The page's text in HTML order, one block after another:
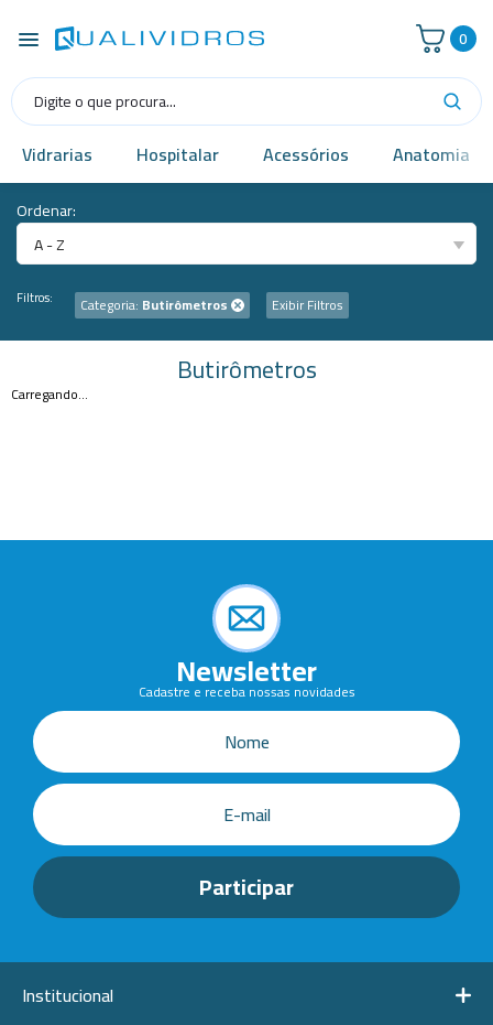
0
Vidrarias Hospitalar Acessórios Anatomia
Ordenar:
A - Z
Filtros: Categoria: Butirômetros Exibir Filtros
Butirômetros
Carregando...
Newsletter
Cadastre e receba nossas novidades
Institucional